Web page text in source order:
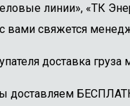
линии», «ТК
свяжется
доставка
доставляем